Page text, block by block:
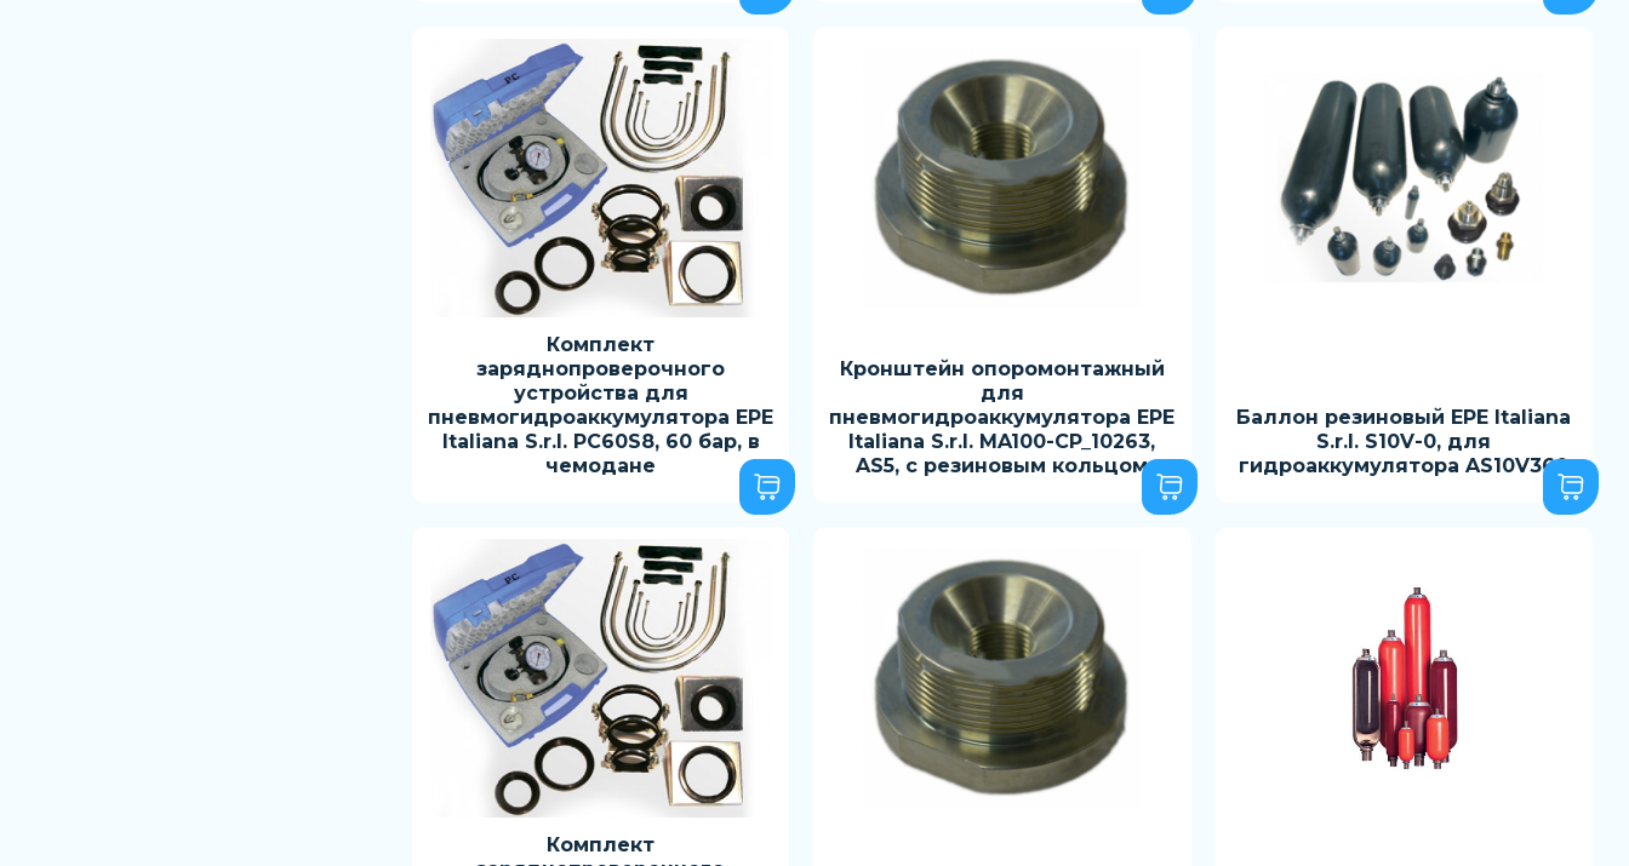
Комплект
заряднопроверочного
устройства для
пневмогидроаккумулятора EPE
Italiana S.r.l. PC60S8, 60 бар, в
чемодане
Кронштейн опоромонтажный
для
пневмогидроаккумулятора EPE
Italiana S.r.l. MA100-CP_10263,
AS5, с резиновым кольцом
Баллон резиновый EPE Italiana
S.r.l. S10V-0, для
гидроаккумулятора AS10V360
Комплект